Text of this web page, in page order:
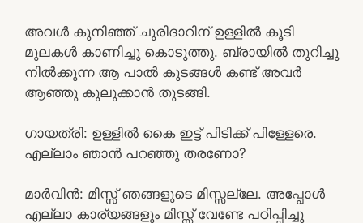
അവൾ കുനിഞ്ഞ് ചുരിദാറിന് ഉള്ളിൽ കൂടി
മുലകൾ കാണിച്ചു കൊടുത്തു. ബ്രായിൽ തുറിച്ചു
നിൽക്കുന്ന ആ പാൽ കുടങ്ങൾ കണ്ട് അവർ
ആഞ്ഞു കുലുക്കാൻ തുടങ്ങി.
ഗായത്രി: ഉള്ളിൽ കൈ ഇട്ട് പിടിക്ക് പിള്ളേരെ.
എല്ലാം ഞാൻ പറഞ്ഞു തരണോ?
മാർവിൻ: മിസ്സ്‌ ഞങ്ങളുടെ മിസ്സല്ലേ. അപ്പോൾ
എല്ലാ കാര്യങ്ങളും മിസ്സ്‌ വേണ്ടേ പഠിപ്പിച്ചു